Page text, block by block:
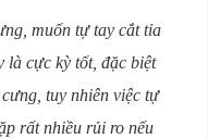
muốn tự tay cắt tỉa
là cực kỳ tốt, đặc biệt
tuy nhiên việc tự
rất nhiều rủi ro nếu